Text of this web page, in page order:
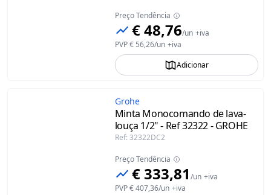
Preço Tendência
€ 48,76/un +iva
PVP€ 56,26/un +iva
Adicionar
Grohe
Minta Monocomando de lava-
louça 1/2" - Ref 32322 - GROHE
Ref: 32322DC2
Preço Tendência
€ 333,81 /un +iva
PVP€ 407,36/un +iva